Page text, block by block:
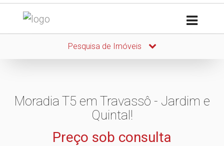
Pesquisa de Imóveis
Moradia T5 em Travassô - Jardim e
Quintal!
Preço sob consulta